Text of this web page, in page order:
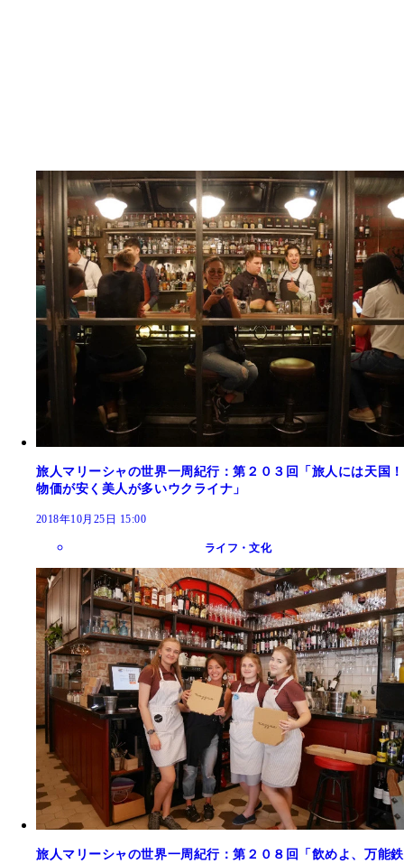
旅人マリーシャの世界一周紀行：第２０３回「旅人には天国！
物価が安く美人が多いウクライナ」
2018年10月25日 15:00
ライフ・文化
旅人マリーシャの世界一周紀行：第２０８回「飲めよ、万能鉄